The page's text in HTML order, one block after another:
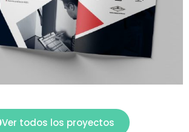
Ver todos los proyectos